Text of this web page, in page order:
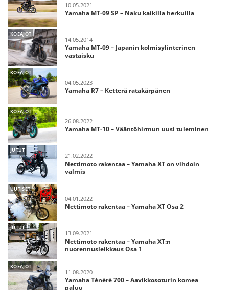
10.05.2021
Yamaha MT-09 SP – Naku kaikilla herkuilla
KOEAJOT
14.05.2014
Yamaha MT-09 – Japanin kolmisylinterinen
vastaisku
KOEAJOT
04.05.2023
Yamaha R7 – Ketterä ratakärpänen
KOEAJOT
26.08.2022
Yamaha MT-10 – Vääntöhirmun uusi tuleminen
JUTUT
21.02.2022
Nettimoto rakentaa – Yamaha XT on vihdoin
valmis
UUTISET
04.01.2022
Nettimoto rakentaa – Yamaha XT Osa 2
JUTUT
13.09.2021
Nettimoto rakentaa – Yamaha XT:n
nuorennusleikkaus Osa 1
KOEAJOT
11.08.2020
Yamaha Ténéré 700 – Aavikkosoturin komea
paluu